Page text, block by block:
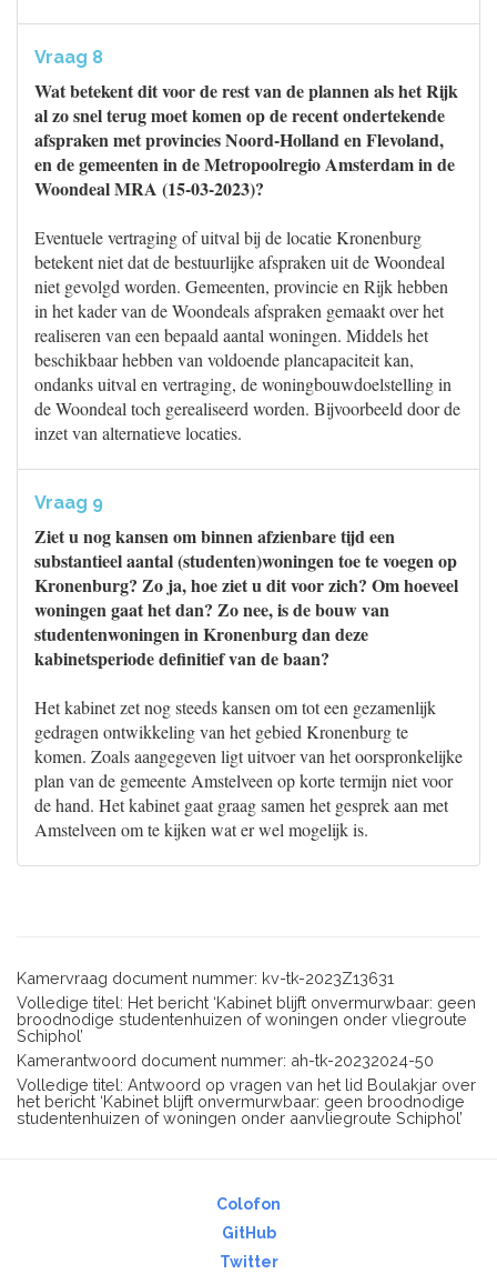
Vraag 8
Wat betekent dit voor de rest van de plannen als het Rijk
al zo snel terug moet komen op de recent ondertekende
afspraken met provincies Noord-Holland en Flevoland,
en de gemeenten in de Metropoolregio Amsterdam in de
Woondeal MRA (15-03-2023)?
Eventuele vertraging of uitval bij de locatie Kronenburg
betekent niet dat de bestuurlijke afspraken uit de Woondeal
niet gevolgd worden. Gemeenten, provincie en Rijk hebben
in het kader van de Woondeals afspraken gemaakt over het
realiseren van een bepaald aantal woningen. Middels het
beschikbaar hebben van voldoende plancapaciteit kan,
ondanks uitval en vertraging, de woningbouwdoelstelling in
de Woondeal toch gerealiseerd worden. Bijvoorbeeld door de
inzet van alternatieve locaties.
Vraag 9
Ziet u nog kansen om binnen afzienbare tijd een
substantieel aantal (studenten)woningen toe te voegen op
Kronenburg? Zo ja, hoe ziet u dit voor zich? Om hoeveel
woningen gaat het dan? Zo nee, is de bouw van
studentenwoningen in Kronenburg dan deze
kabinetsperiode definitief van de baan?
Het kabinet zet nog steeds kansen om tot een gezamenlijk
gedragen ontwikkeling van het gebied Kronenburg te
komen. Zoals aangegeven ligt uitvoer van het oorspronkelijke
plan van de gemeente Amstelveen op korte termijn niet voor
de hand. Het kabinet gaat graag samen het gesprek aan met
Amstelveen om te kijken wat er wel mogelijk is.
Kamervraag document nummer: kv-tk-2023Z13631
Volledige titel: Het bericht ‘Kabinet blijft onvermurwbaar: geen
broodnodige studentenhuizen of woningen onder vliegroute
Schiphol’
Kamerantwoord document nummer: ah-tk-20232024-50
Volledige titel: Antwoord op vragen van het lid Boulakjar over
het bericht ‘Kabinet blijft onvermurwbaar: geen broodnodige
studentenhuizen of woningen onder aanvliegroute Schiphol’
Colofon
GitHub
Twitter